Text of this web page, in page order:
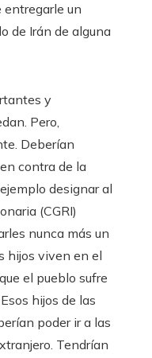
entregarle un
de Irán de alguna
y
Pero,
Deberían
contra de la
designar al
(CGRI)
nunca más un
hijos viven en el
el pueblo sufre
hijos de las
poder ir a las
Tendrían